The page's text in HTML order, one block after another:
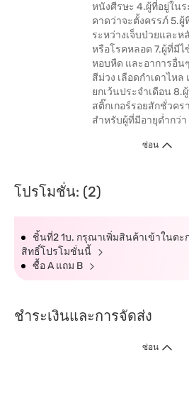
หนังศีรษะ 4.ผู้ที่อยู่ใน
คาดว่าจะตั้งครรภ์ 5.
ระหว่างเจ็บป่วยและ
หรือโรคหลอด 7.ผู้ที่มีไ
หอบหืด และอาการอื่น
สีม่วง เลือดกำเดาไห
ยกเว้นประจำเดือน
สติ๊กเกอร์รอยสักชั่วค
สำหรับผู้ที่มีอายุต่ำกว่า
ซ่อน
โปรโมชั่น: (2)
ชิ้นที่2 1บ. กรุณาเพิ่มสินค้าเข้าในตะ
สิทธิ์โปรโมชั่นนี้
ซื้อ A แถม B
ชำระเงินและการจัดส่ง
ซ่อน